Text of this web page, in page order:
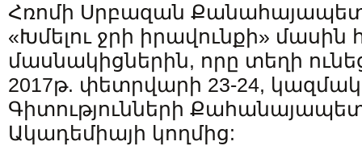
Հռոմի Սրբազան
«Խմելու ջրի իրավունքի»
մասնակիցներին, որը տեղի
2017թ. փետրվարի 23-24,
Գիտությունների
Ակադեմիայի կողմից: